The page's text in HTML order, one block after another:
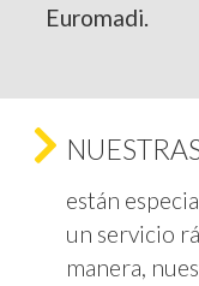
Euromadi.
están
un servicio
manera,